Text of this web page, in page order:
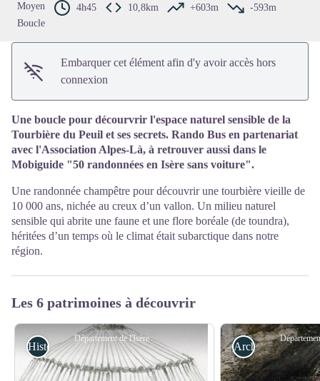
Moyen 4h45 10,8km +603m
-593m
Boucle
Embarquer cet élément afin d'y avoir accès hors
connexion
Une boucle pour décourvrir l'espace naturel sensible de la
Tourbière du Peuil et ses secrets. Rando Bus en partenariat
avec l'Association Alpes-Là, à retrouver aussi dans le
Mobiguide "50 randonnées en Isère sans voiture".
Une randonnée champêtre pour découvrir une tourbière vieille de
10 000 ans, nichée au creux d’un vallon. Un milieu naturel
sensible qui abrite une faune et une flore boréale (de toundra),
héritées d’un temps où le climat était subarctique dans notre
région.
Les 6 patrimoines à découvrir
Département de l'Isère
Histoire et patrimoine Archéologie et